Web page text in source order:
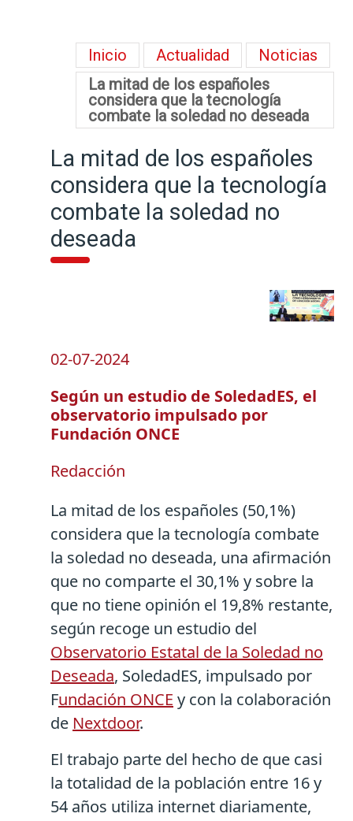
Inicio Actualidad
Noticias
La mitad de los españoles
considera que la tecnología
combate la soledad no deseada
La mitad de los españoles
considera que la tecnología
combate la soledad no
deseada
02-07-2024
Según un estudio de SoledadES, el
observatorio impulsado por
Fundación ONCE
Redacción
La mitad de los españoles (50,1%)
considera que la tecnología combate
la soledad no deseada, una afirmación
que no comparte el 30,1% y sobre la
que no tiene opinión el 19,8% restante,
según recoge un estudio del
Observatorio Estatal de la Soledad no
Deseada, SoledadES, impulsado por
Fundación ONCE y con la colaboración
de Nextdoor.
El trabajo parte del hecho de que casi
la totalidad de la población entre 16 y
54 años utiliza internet diariamente,